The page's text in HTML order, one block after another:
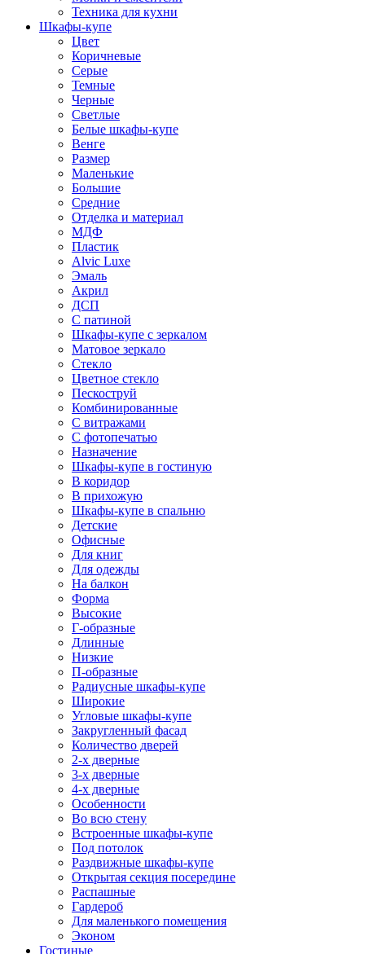
Техника для кухни
Шкафы-купе
Цвет
Коричневые
Серые
Темные
Черные
Светлые
Белые шкафы-купе
Венге
Размер
Маленькие
Большие
Средние
Отделка и материал
МДФ
Пластик
Alvic Luxe
Эмаль
Акрил
ДСП
С патиной
Шкафы-купе с зеркалом
Матовое зеркало
Стекло
Цветное стекло
Пескоструй
Комбинированные
С витражами
С фотопечатью
Назначение
Шкафы-купе в гостиную
В коридор
В прихожую
Шкафы-купе в спальню
Детские
Офисные
Для книг
Для одежды
На балкон
Форма
Высокие
Г-образные
Длинные
Низкие
П-образные
Радиусные шкафы-купе
Широкие
Угловые шкафы-купе
Закругленный фасад
Количество дверей
2-х дверные
3-х дверные
4-х дверные
Особенности
Во всю стену
Встроенные шкафы-купе
Под потолок
Раздвижные шкафы-купе
Открытая секция посередине
Распашные
Гардероб
Для маленького помещения
Эконом
Гостиные